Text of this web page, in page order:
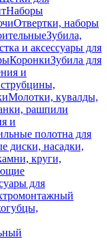
Наборы
Отвертки, наборы
Зубила,
и аксессуары для
КоронкиЗубила для
и
Молотки, кувалды,
рашпили
и
полотна для
диски, насадки,
круги,
для